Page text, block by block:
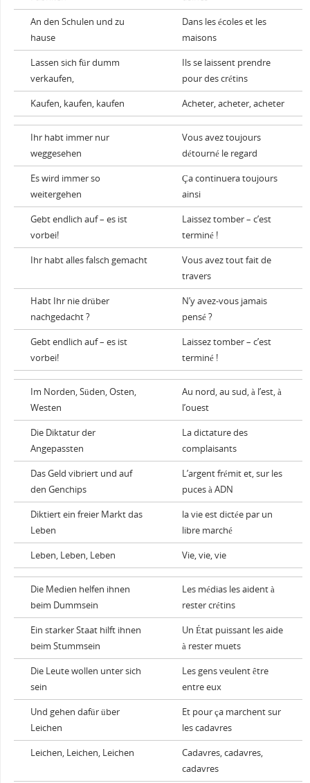
An den Schulen und zu
hause
Dans les écoles et les
maisons
Lassen sich für dumm
verkaufen,
Ils se laissent prendre
pour des crétins
Kaufen, kaufen, kaufen Acheter, acheter, acheter
Ihr habt immer nur
weggesehen
Vous avez toujours
détourné le regard
Es wird immer so
weitergehen
Ça continuera toujours
ainsi
Gebt endlich auf – es ist
vorbei!
Laissez tomber – c’est
terminé !
Ihr habt alles falsch gemacht
Vous avez tout fait de
travers
Habt Ihr nie drüber
nachgedacht ?
N’y avez-vous jamais
pensé ?
Gebt endlich auf – es ist
vorbei!
Laissez tomber – c’est
terminé !
Im Norden, Süden, Osten,
Westen
Au nord, au sud, à l’est, à
l’ouest
Die Diktatur der
Angepassten
La dictature des
complaisants
Das Geld vibriert und auf
den Genchips
L’argent frémit et, sur les
puces à ADN
Diktiert ein freier Markt das
Leben
la vie est dictée par un
libre marché
Leben, Leben, Leben Vie, vie, vie
Die Medien helfen ihnen
beim Dummsein
Les médias les aident à
rester crétins
Ein starker Staat hilft ihnen
beim Stummsein
Un État puissant les aide
à rester muets
Die Leute wollen unter sich
sein
Les gens veulent être
entre eux
Und gehen dafür über
Leichen
Et pour ça marchent sur
les cadavres
Leichen, Leichen, Leichen
Cadavres, cadavres,
cadavres